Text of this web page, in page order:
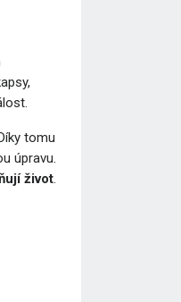
tomu
úpravu.
život.